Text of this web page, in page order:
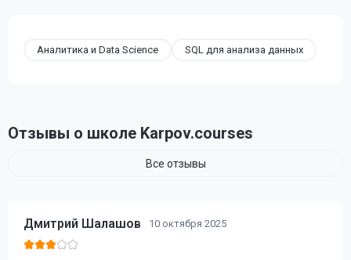
Аналитика и Data Science SQL для анализа данных
Отзывы о школе Karpov.courses
Все отзывы
Дмитрий Шалашов 10 октября 2025